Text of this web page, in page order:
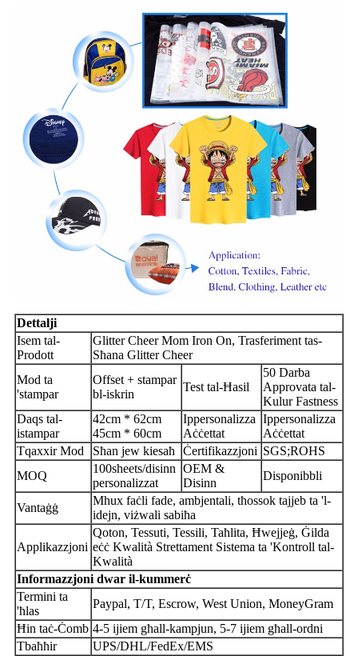
Dettalji
Isem tal-
Prodott
Glitter Cheer Mom Iron On, Trasferiment tas-
Sħana Glitter Cheer
Mod ta
'stampar
Offset + stampar
bl-iskrin
Test tal-Ħasil
50 Darba
Approvata tal-
Kulur Fastness
Daqs tal-
istampar
42cm * 62cm
45cm * 60cm
Ippersonalizza
Aċċettat
Ippersonalizza
Aċċettat
Tqaxxir Mod
Sħan jew kiesaħ Ċertifikazzjoni SGS;ROHS
MOQ
100sheets/disinn
personalizzat
OEM &
Disinn
Disponibbli
Vantaġġ
Mhux faċli fade, ambjentali, tħossok tajjeb ta 'l-
idejn, viżwali sabiħa
Applikazzjoni
Qoton, Tessuti, Tessili, Taħlita, Ħwejjeġ, Ġilda
eċċ Kwalità Strettament Sistema ta 'Kontroll tal-
Kwalità
Informazzjoni dwar il-kummerċ
Termini ta
'ħlas
Paypal, T/T, Escrow, West Union, MoneyGram
Ħin taċ-Ċomb 4-5 ijiem għall-kampjun, 5-7 ijiem għall-ordni
Tbaħħir
UPS/DHL/FedEx/EMS